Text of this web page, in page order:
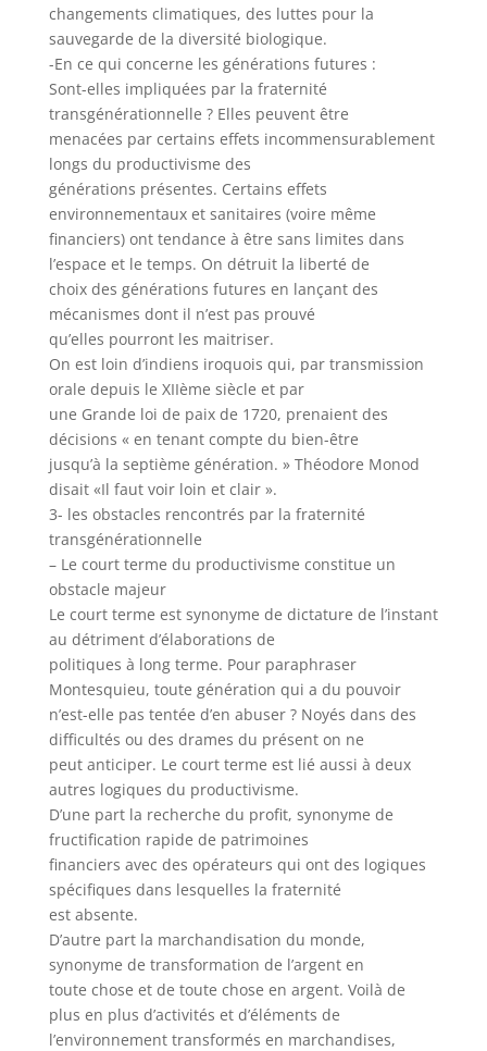
changements climatiques, des luttes pour la
sauvegarde de la diversité biologique.
-En ce qui concerne les générations futures :
Sont-elles impliquées par la fraternité
transgénérationnelle ? Elles peuvent être
menacées par certains effets incommensurablement
longs du productivisme des
générations présentes. Certains effets
environnementaux et sanitaires (voire même
financiers) ont tendance à être sans limites dans
l’espace et le temps. On détruit la liberté de
choix des générations futures en lançant des
mécanismes dont il n’est pas prouvé
qu’elles pourront les maitriser.
On est loin d’indiens iroquois qui, par transmission
orale depuis le XIIème siècle et par
une Grande loi de paix de 1720, prenaient des
décisions « en tenant compte du bien-être
jusqu’à la septième génération. » Théodore Monod
disait «Il faut voir loin et clair ».
3- les obstacles rencontrés par la fraternité
transgénérationnelle
– Le court terme du productivisme constitue un
obstacle majeur
Le court terme est synonyme de dictature de l’instant
au détriment d’élaborations de
politiques à long terme. Pour paraphraser
Montesquieu, toute génération qui a du pouvoir
n’est-elle pas tentée d’en abuser ? Noyés dans des
difficultés ou des drames du présent on ne
peut anticiper. Le court terme est lié aussi à deux
autres logiques du productivisme.
D’une part la recherche du profit, synonyme de
fructification rapide de patrimoines
financiers avec des opérateurs qui ont des logiques
spécifiques dans lesquelles la fraternité
est absente.
D’autre part la marchandisation du monde,
synonyme de transformation de l’argent en
toute chose et de toute chose en argent. Voilà de
plus en plus d’activités et d’éléments de
l’environnement transformés en marchandises,